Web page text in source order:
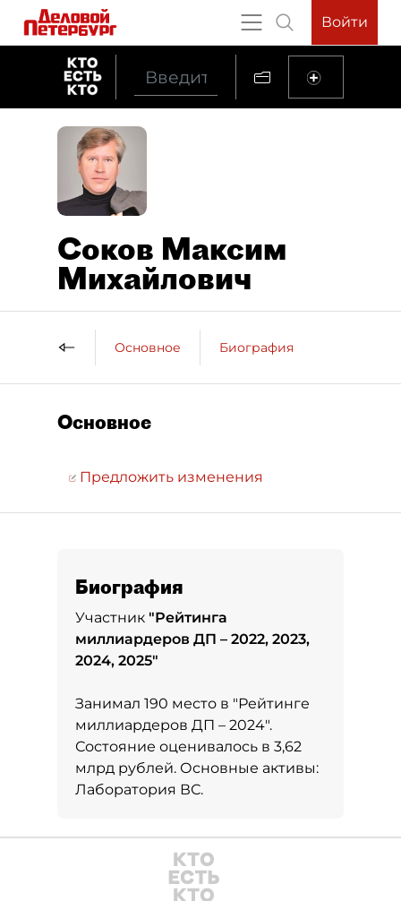
Войти
Соков Максим
Михайлович
Основное Биография
Основное
Предложить изменения
Биография
Участник "Рейтинга
миллиардеров ДП – 2022, 2023,
2024, 2025"
Занимал 190 место в "Рейтинге
миллиардеров ДП – 2024".
Состояние оценивалось в 3,62
млрд рублей. Основные активы:
Лаборатория ВС.